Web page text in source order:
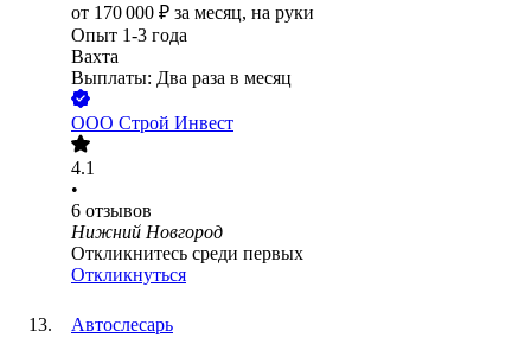
от 170 000 ₽ за месяц, на руки
Опыт 1-3 года
Вахта
Выплаты: Два раза в месяц
ООО Строй Инвест
4.1
•
6 отзывов
Нижний Новгород
Откликнитесь среди первых
Откликнуться
Автослесарь